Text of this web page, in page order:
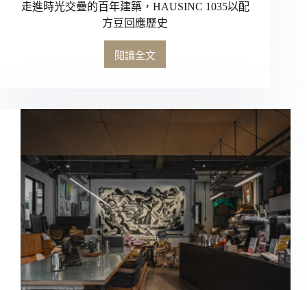
走進時光交疊的百年建築，HAUSINC 1035以配
方豆回應歷史
閱讀全文
走
百
年
建
築，
HAUSINC
1035
以
配
方